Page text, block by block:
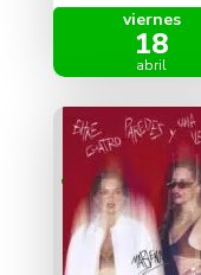
viernes
18
abril